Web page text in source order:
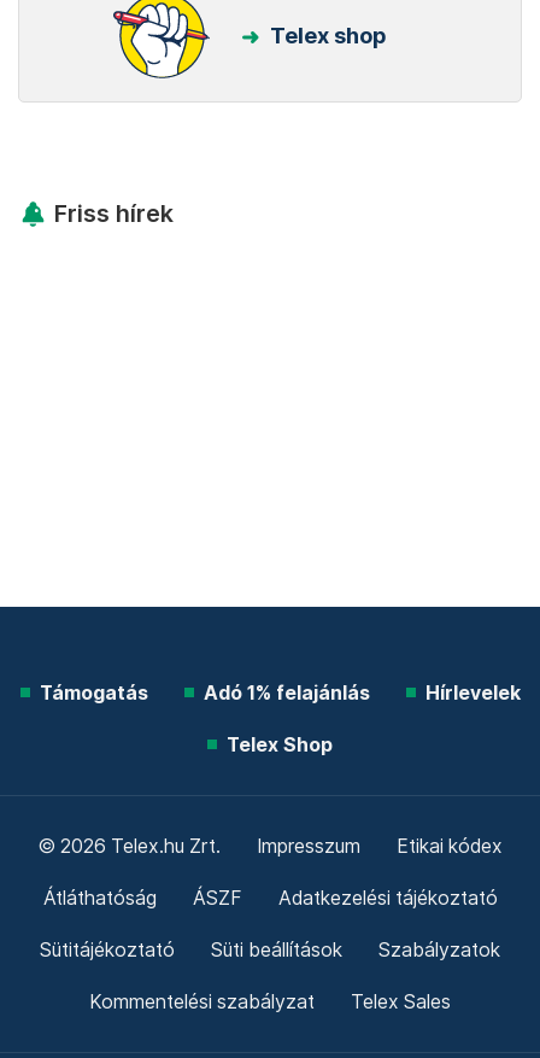
Telex shop
Friss hírek
Támogatás Adó 1% felajánlás Hírlevelek
Telex Shop
© 2026 Telex.hu Zrt. Impresszum Etikai kódex
Átláthatóság ÁSZF Adatkezelési tájékoztató
Sütitájékoztató Süti beállítások Szabályzatok
Kommentelési szabályzat Telex Sales